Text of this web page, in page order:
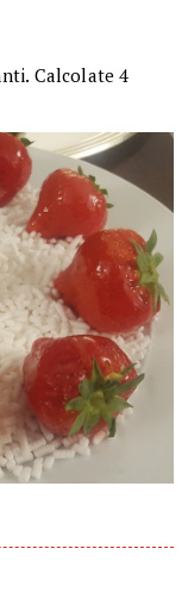
Calcolate 4